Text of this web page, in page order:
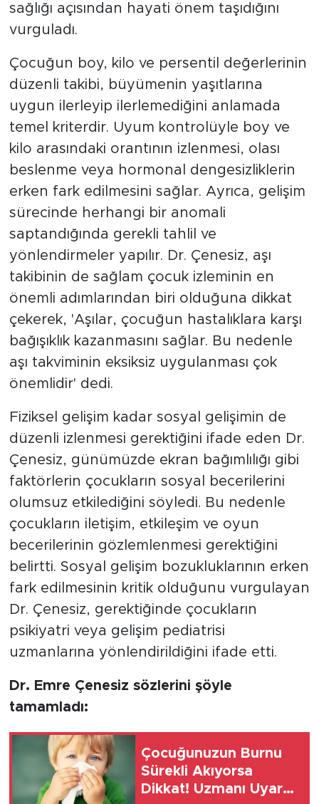
sağlığı açısından hayati önem taşıdığını
vurguladı.
Çocuğun boy, kilo ve persentil değerlerinin
düzenli takibi, büyümenin yaşıtlarına
uygun ilerleyip ilerlemediğini anlamada
temel kriterdir. Uyum kontrolüyle boy ve
kilo arasındaki orantının izlenmesi, olası
beslenme veya hormonal dengesizliklerin
erken fark edilmesini sağlar. Ayrıca, gelişim
sürecinde herhangi bir anomali
saptandığında gerekli tahlil ve
yönlendirmeler yapılır. Dr. Çenesiz, aşı
takibinin de sağlam çocuk izleminin en
önemli adımlarından biri olduğuna dikkat
çekerek, 'Aşılar, çocuğun hastalıklara karşı
bağışıklık kazanmasını sağlar. Bu nedenle
aşı takviminin eksiksiz uygulanması çok
önemlidir' dedi.
Fiziksel gelişim kadar sosyal gelişimin de
düzenli izlenmesi gerektiğini ifade eden Dr.
Çenesiz, günümüzde ekran bağımlılığı gibi
faktörlerin çocukların sosyal becerilerini
olumsuz etkilediğini söyledi. Bu nedenle
çocukların iletişim, etkileşim ve oyun
becerilerinin gözlemlenmesi gerektiğini
belirtti. Sosyal gelişim bozukluklarının erken
fark edilmesinin kritik olduğunu vurgulayan
Dr. Çenesiz, gerektiğinde çocukların
psikiyatri veya gelişim pediatrisi
uzmanlarına yönlendirildiğini ifade etti.
Dr. Emre Çenesiz sözlerini şöyle
tamamladı:
Çocuğunuzun Burnu
Sürekli Akıyorsa
Dikkat! Uzmanı Uyardı: